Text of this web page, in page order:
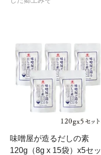
味噌屋が造るだしの素
120g（8g x 15袋）x5セッ